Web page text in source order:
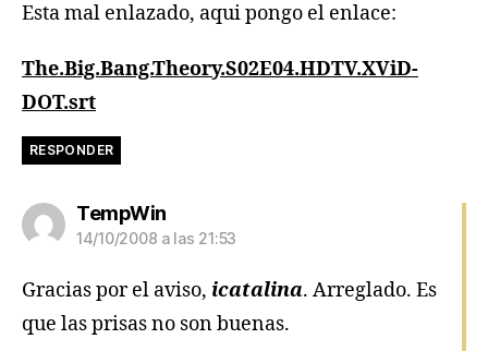
Esta mal enlazado, aqui pongo el enlace:
The.Big.Bang.Theory.S02E04.HDTV.XViD-
DOT.srt
RESPONDER
TempWindice:
14/10/2008 a las 21:53
Gracias por el aviso, icatalina. Arreglado. Es
que las prisas no son buenas.